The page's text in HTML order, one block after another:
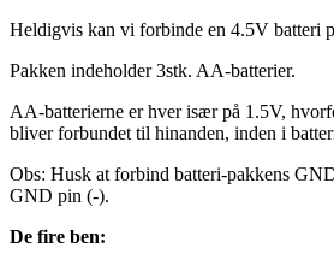
Heldigvis kan vi forbinde en 4.5V batteri
Pakken indeholder 3stk. AA-batterier.
AA-batterierne er hver især på 1.5V,
bliver forbundet til hinanden, inden i
Obs: Husk at forbind batteri-pakkens
GND pin (-).
De fire ben: